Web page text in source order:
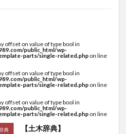
offset on value of type bool in
public_html/wp-
parts/single-related.php on line
offset on value of type bool in
public_html/wp-
parts/single-related.php on line
offset on value of type bool in
public_html/wp-
parts/single-related.php on line
典
【土木辞典】